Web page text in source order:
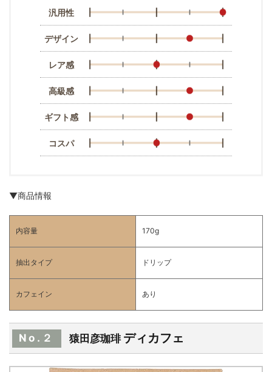
汎用性
デザイン
レア感
高級感
ギフト感
コスパ
▼商品情報
内容量 170g
抽出タイプ ドリップ
カフェイン あり
No.２ 猿田彦珈琲 ディカフェ